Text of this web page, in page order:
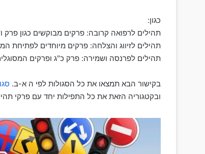
כגון:
תהילים לרפואה קרובה: פרקים מבוקשים כגון פרק
תהילים לזיווג והצלחה: פרקים מיוחדים לפתיחת
תהילים לפרנסה ושמירה: פרק כ"ג ופרקים
בקישור הבא תמצאו את כל הסגולות לפי ה א-ב.
ובקטגוריה הזאת את כל התפילות יחד עם פרקי